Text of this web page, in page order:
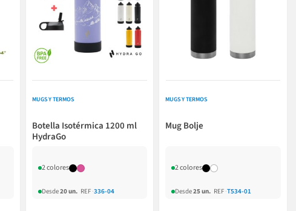
MUGS Y TERMOS
Botella Isotérmica 1200 ml
HydraGo
2 colores
Desde20 un. REF ·336-04
MUGS Y TERMOS
Mug Bolje
2 colores
Desde25 un. REF ·T534-01